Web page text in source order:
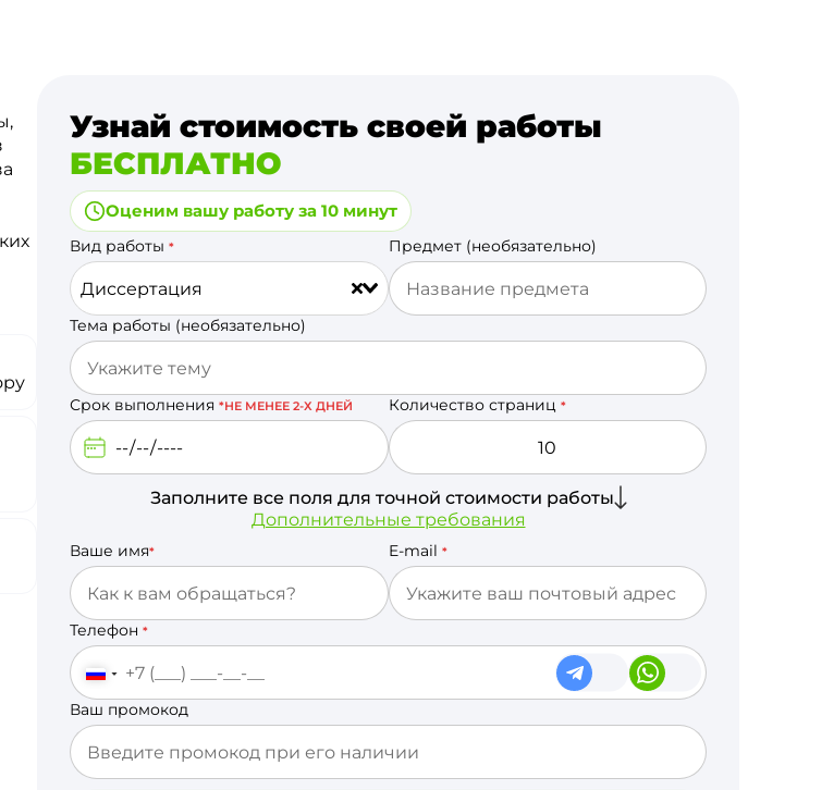
Узнай стоимость своей работы
БЕСПЛАТНО
Оценим вашу работу за 10 минут
Вид работы *
Диссертация
Предмет (необязательно)
Тема работы (необязательно)
Срок выполнения *НЕ МЕНЕЕ 2-Х ДНЕЙ Количество страниц *
Заполните все поля для точной стоимости работы
Дополнительные требования
Ваше имя* E-mail *
Телефон *
Ваш промокод